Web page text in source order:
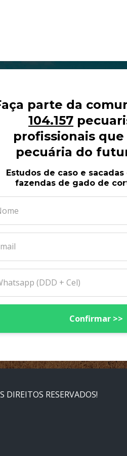
parte da
104.157
profissionais que
pecuária do
Estudos de caso e
fazendas de gado de
Confirmar >>
RESERVADOS!